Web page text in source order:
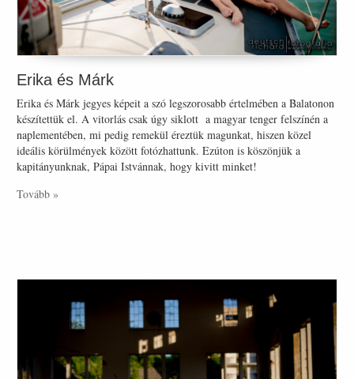
Erika és Márk
Erika és Márk jegyes képeit a szó legszorosabb értelmében a Balatonon
készítettük el. A vitorlás csak úgy siklott a magyar tenger felszínén a
naplementében, mi pedig remekül éreztük magunkat, hiszen közel
ideális körülmények között fotózhattunk. Ezúton is köszönjük a
kapitányunknak, Pápai Istvánnak, hogy kivitt minket!
Tovább »